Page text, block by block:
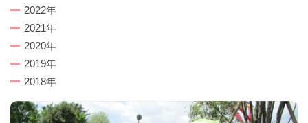
2022年
2021年
2020年
2019年
2018年